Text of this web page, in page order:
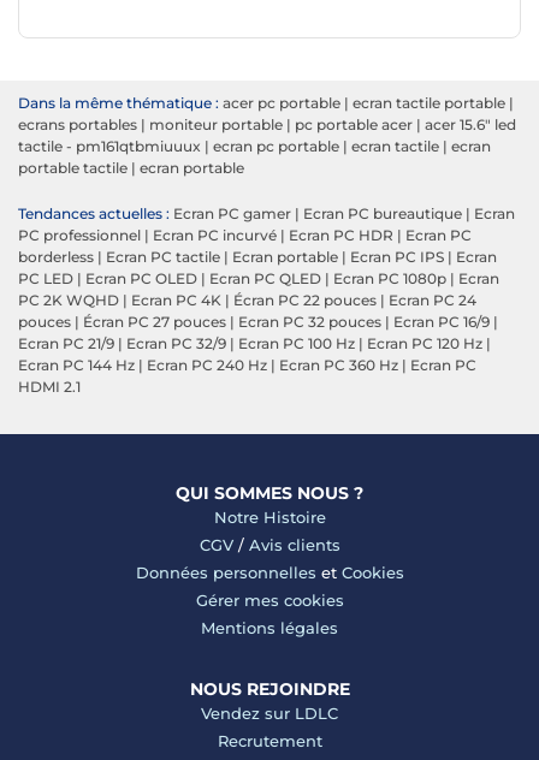
Dans la même thématique : acer pc portable | ecran tactile portable |
ecrans portables | moniteur portable | pc portable acer | acer 15.6" led
tactile - pm161qtbmiuuux | ecran pc portable | ecran tactile | ecran
portable tactile | ecran portable
Tendances actuelles : Ecran PC gamer | Ecran PC bureautique | Ecran
PC professionnel | Ecran PC incurvé | Ecran PC HDR | Ecran PC
borderless | Ecran PC tactile | Ecran portable | Ecran PC IPS | Ecran
PC LED | Ecran PC OLED | Ecran PC QLED | Ecran PC 1080p | Ecran
PC 2K WQHD | Ecran PC 4K | Écran PC 22 pouces | Ecran PC 24
pouces | Écran PC 27 pouces | Ecran PC 32 pouces | Ecran PC 16/9 |
Ecran PC 21/9 | Ecran PC 32/9 | Ecran PC 100 Hz | Ecran PC 120 Hz |
Ecran PC 144 Hz | Ecran PC 240 Hz | Ecran PC 360 Hz | Ecran PC
HDMI 2.1
QUI SOMMES NOUS ?
Notre Histoire
CGV/ Avis clients
Données personnelles et Cookies
Gérer mes cookies
Mentions légales
NOUS REJOINDRE
Vendez sur LDLC
Recrutement